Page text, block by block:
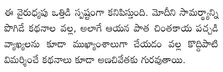
ఈ వైరుధ్యపు ఒత్తిడి స్పష్టంగా కనిపిస్తుంది. మోదీని సామర్థ్యాన్ని
పొగిడే కథనాల వల్ల, అలాగే ఆయన పాత చింతకాయ పచ్చడి
వ్యాఖ్యలను కూడా ముఖ్యాంశాలుగా చేయడం వల్ల కొద్దిపాటి
విమర్శించే కథనాలు కూడా అణచివేతకు గురవుతాయి.